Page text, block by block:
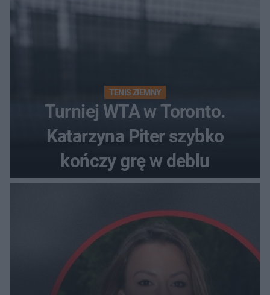
TENIS ZIEMNY
Turniej WTA w Toronto.
Katarzyna Piter szybko
kończy grę w deblu